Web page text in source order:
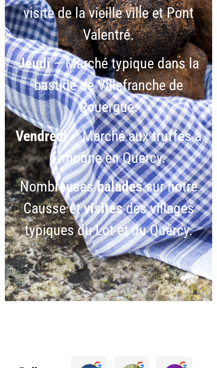
visite de la vieille ville et Pont
Valentré.
Jeudi– Marché typique dans la
bastide de Villefranche de
Rouergue.
Vendredi– Marché aux truffes à
Limogne en Quercy.
Nombreusesbaladessur notre
Causse etvisitesdes villages
typiques du Lot et du Quercy.